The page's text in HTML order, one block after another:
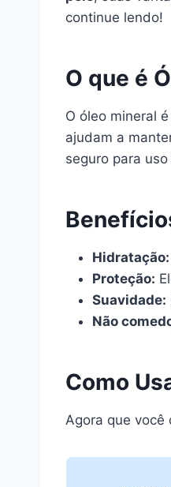
continue lendo!
O que é
O óleo mineral
ajudam a
seguro para
Hidratação:
Proteção:
Suavidade:
Não
Como
Agora que você